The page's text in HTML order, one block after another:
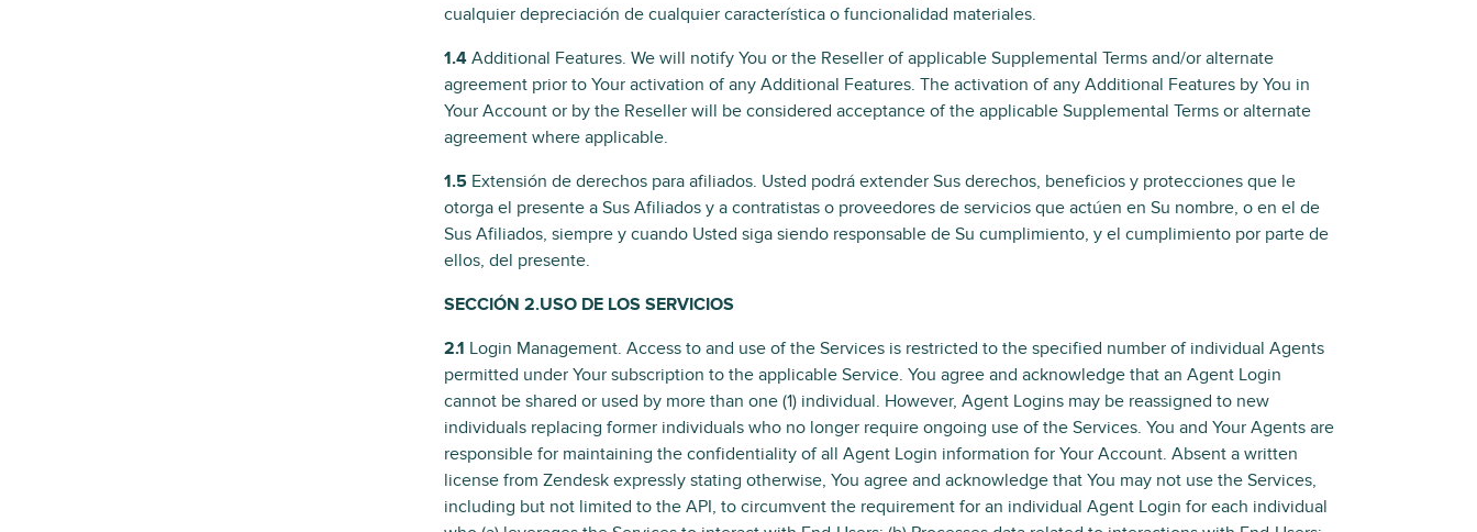
cualquier depreciación de cualquier característica o funcionalidad materiales.
1.4 Additional Features. We will notify You or the Reseller of applicable Supplemental Terms and/or alternate
agreement prior to Your activation of any Additional Features. The activation of any Additional Features by You in
Your Account or by the Reseller will be considered acceptance of the applicable Supplemental Terms or alternate
agreement where applicable.
1.5 Extensión de derechos para afiliados. Usted podrá extender Sus derechos, beneficios y protecciones que le
otorga el presente a Sus Afiliados y a contratistas o proveedores de servicios que actúen en Su nombre, o en el de
Sus Afiliados, siempre y cuando Usted siga siendo responsable de Su cumplimiento, y el cumplimiento por parte de
ellos, del presente.
SECCIÓN 2.USO DE LOS SERVICIOS
2.1 Login Management. Access to and use of the Services is restricted to the specified number of individual Agents
permitted under Your subscription to the applicable Service. You agree and acknowledge that an Agent Login
cannot be shared or used by more than one (1) individual. However, Agent Logins may be reassigned to new
individuals replacing former individuals who no longer require ongoing use of the Services. You and Your Agents are
responsible for maintaining the confidentiality of all Agent Login information for Your Account. Absent a written
license from Zendesk expressly stating otherwise, You agree and acknowledge that You may not use the Services,
including but not limited to the API, to circumvent the requirement for an individual Agent Login for each individual